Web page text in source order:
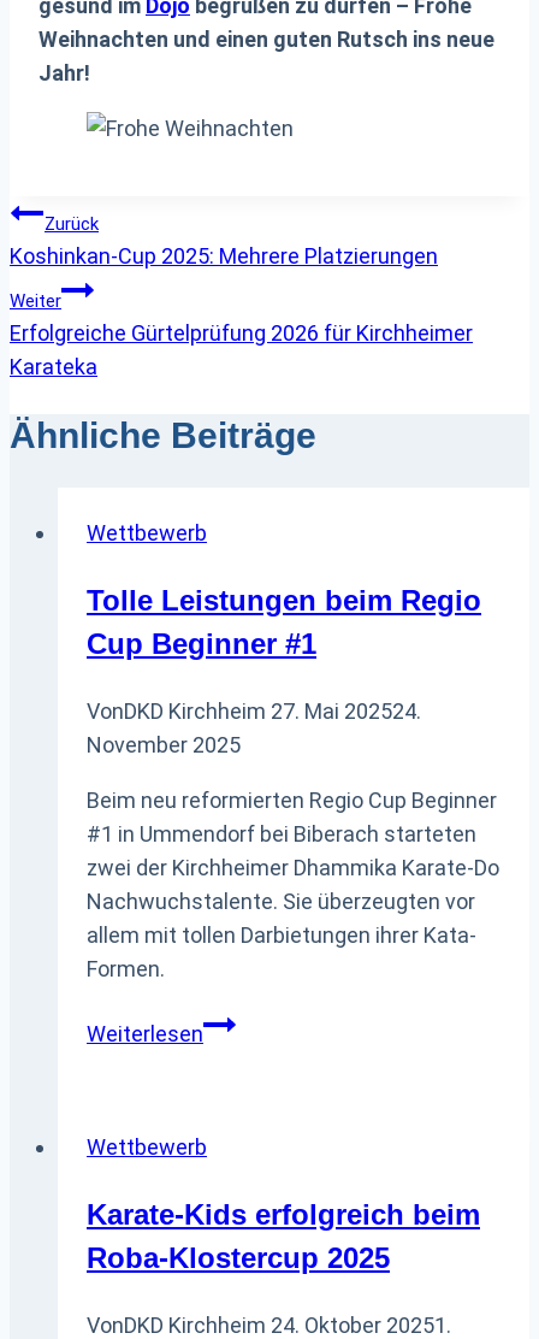
gesund im Dojo begrüßen zu dürfen – Frohe
Weihnachten und einen guten Rutsch ins neue
Jahr!
Beitragsnavigation
Zurück
Koshinkan-Cup 2025: Mehrere Platzierungen
Weiter
Erfolgreiche Gürtelprüfung 2026 für Kirchheimer
Karateka
Ähnliche Beiträge
Wettbewerb
Tolle Leistungen beim Regio
Cup Beginner #1
VonDKD Kirchheim 27. Mai 202524.
November 2025
Beim neu reformierten Regio Cup Beginner
#1 in Ummendorf bei Biberach starteten
zwei der Kirchheimer Dhammika Karate-Do
Nachwuchstalente. Sie überzeugten vor
allem mit tollen Darbietungen ihrer Kata-
Formen.
WeiterlesenTolle
Cup
#1
Wettbewerb
Karate-Kids erfolgreich beim
Roba-Klostercup 2025
VonDKD Kirchheim 24. Oktober 20251.